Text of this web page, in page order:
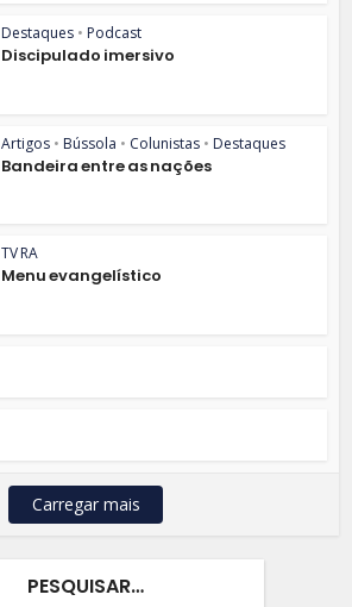
Destaques • Podcast
Discipulado imersivo
Artigos • Bússola • Colunistas • Destaques
Bandeira entre as nações
TV RA
Menu evangelístico
Carregar mais
PESQUISAR…